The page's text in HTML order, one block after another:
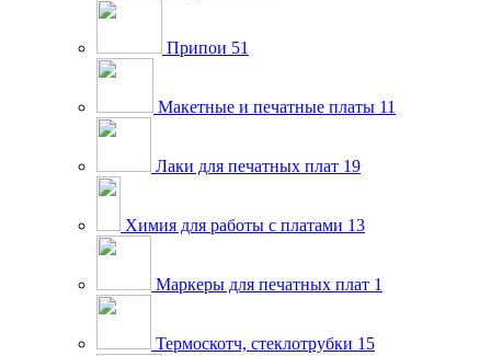
Припои 51
Макетные и печатные платы 11
Лаки для печатных плат 19
Химия для работы с платами 13
Маркеры для печатных плат 1
Термоскотч, стеклотрубки 15